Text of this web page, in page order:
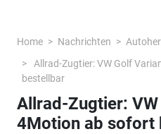
Home Nachrichten
Allrad-Zugtier: VW Golf
bestellbar
Allrad-Zugtier:
4Motion ab sofort